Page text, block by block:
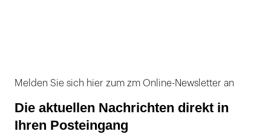
Melden Sie sich hier zum zm Online-Newsletter an
Die aktuellen Nachrichten direkt in
Ihren Posteingang